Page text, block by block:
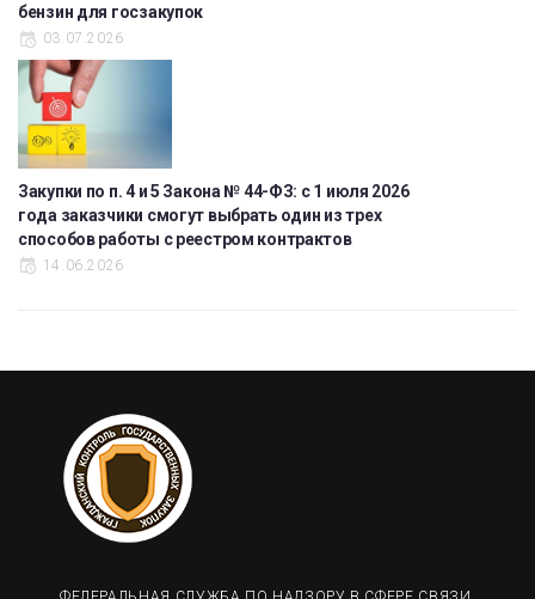
бензин для госзакупок
03.07.2026
Закупки по п. 4 и 5 Закона № 44-ФЗ: с 1 июля 2026
года заказчики смогут выбрать один из трех
способов работы с реестром контрактов
14.06.2026